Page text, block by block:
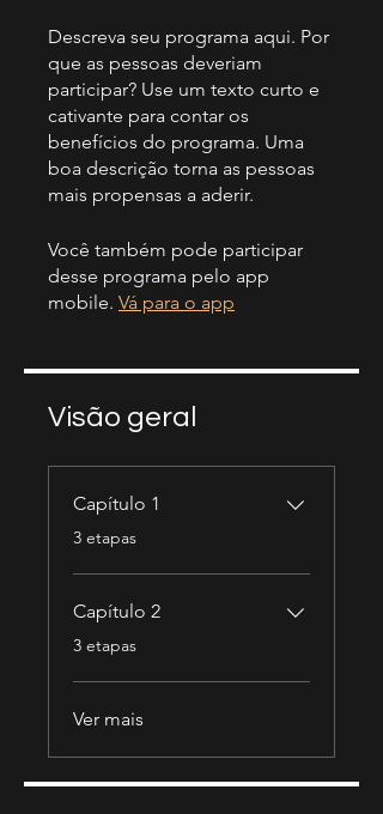
Descreva seu programa aqui. Por
que as pessoas deveriam
participar? Use um texto curto e
cativante para contar os
benefícios do programa. Uma
boa descrição torna as pessoas
mais propensas a aderir.
Você também pode participar
desse programa pelo app
mobile. Vá para o app
Visão geral
Capítulo 1
.
3 etapas
Capítulo 2
.
3 etapas
Ver mais